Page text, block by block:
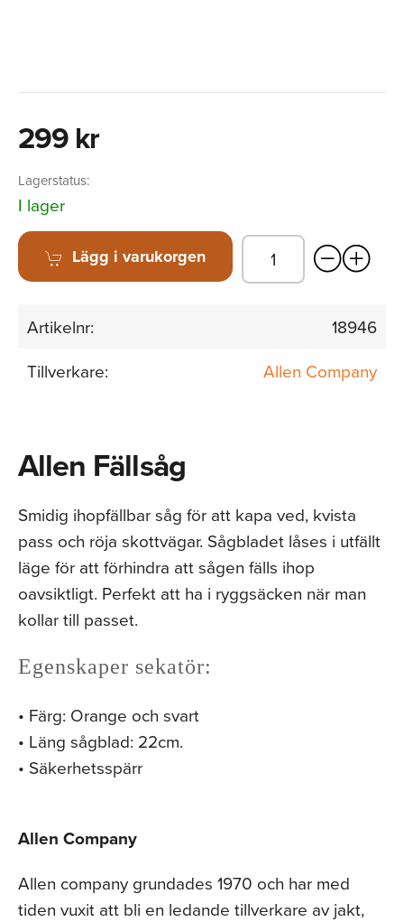
299 kr
Lagerstatus:
I lager
Lägg i varukorgen
Artikelnr:
18946
Tillverkare:
Allen Company
Allen Fällsåg
Smidig ihopfällbar såg för att kapa ved, kvista
pass och röja skottvägar. Sågbladet låses i utfällt
läge för att förhindra att sågen fälls ihop
oavsiktligt. Perfekt att ha i ryggsäcken när man
kollar till passet.
Egenskaper sekatör:
• Färg: Orange och svart
• Läng sågblad: 22cm.
• Säkerhetsspärr
Allen Company
Allen company grundades 1970 och har med
tiden vuxit att bli en ledande tillverkare av jakt,